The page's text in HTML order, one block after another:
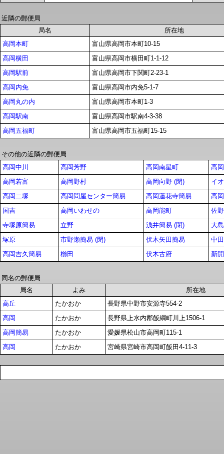
近隣の郵便局
局名
所在地
高岡本町
富山県高岡市本町10-15
高岡横田
富山県高岡市横田町1-1-12
高岡駅前
富山県高岡市下関町2-23-1
高岡内免
富山県高岡市内免5-1-7
高岡丸の内
富山県高岡市本町1-3
高岡駅南
富山県高岡市駅南4-3-38
高岡五福町
富山県高岡市五福町15-15
その他の近隣の郵便局
高岡中川
高岡芳野 高岡南星町
高
高岡若富
高岡野村 高岡向野 (閉)
イ
高岡二塚
高岡問屋センター簡易 高岡蓮花寺簡易
高
国吉
高岡いわせの 高岡能町
佐
寺塚原簡易
立野 浅井簡易 (閉)
大島
塚原
市野瀬簡易 (閉) 伏木矢田簡易
中田
高岡吉久簡易
櫛田 伏木古府 新
同名の郵便局
局名
よみ
所在地
高丘
たかおか
長野県中野市安源寺554-2
高岡
たかおか
長野県上水内郡飯綱町川上1506-1
高岡簡易
たかおか
愛媛県松山市高岡町115-1
高岡
たかおか 宮崎県宮崎市高岡町飯田4-11-3